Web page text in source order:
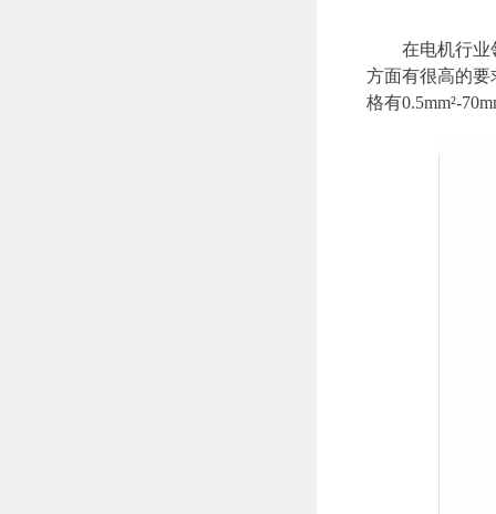
在电机行业
方面有很高的要
格有0.5mm²-